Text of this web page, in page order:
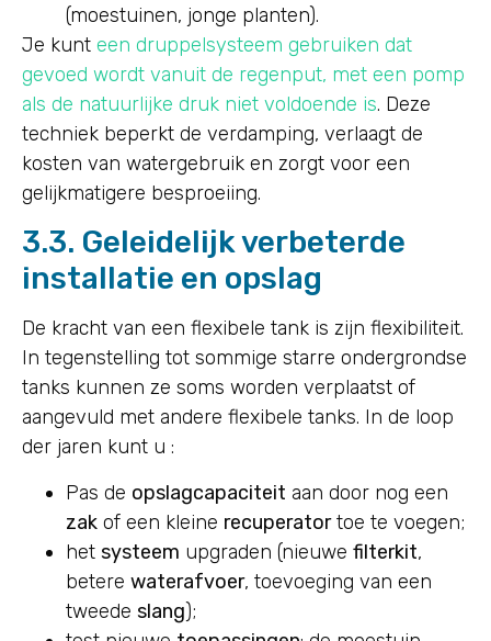
(moestuinen, jonge planten).
Je kunt een druppelsysteem gebruiken dat
gevoed wordt vanuit de regenput, met een pomp
als de natuurlijke druk niet voldoende is. Deze
techniek beperkt de verdamping, verlaagt de
kosten van watergebruik en zorgt voor een
gelijkmatigere besproeiing.
3.3. Geleidelijk verbeterde
installatie en opslag
De kracht van een flexibele tank is zijn flexibiliteit.
In tegenstelling tot sommige starre ondergrondse
tanks kunnen ze soms worden verplaatst of
aangevuld met andere flexibele tanks. In de loop
der jaren kunt u :
Pas de opslagcapaciteit aan door nog een
zak of een kleine recuperatortoe te voegen;
het systeem upgraden (nieuwe filterkit,
betere waterafvoer, toevoeging van een
tweede slang);